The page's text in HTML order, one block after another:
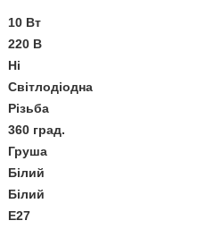
10 Вт
220 В
Ні
Світлодіодна
Різьба
360 град.
Груша
Білий
Білий
E27